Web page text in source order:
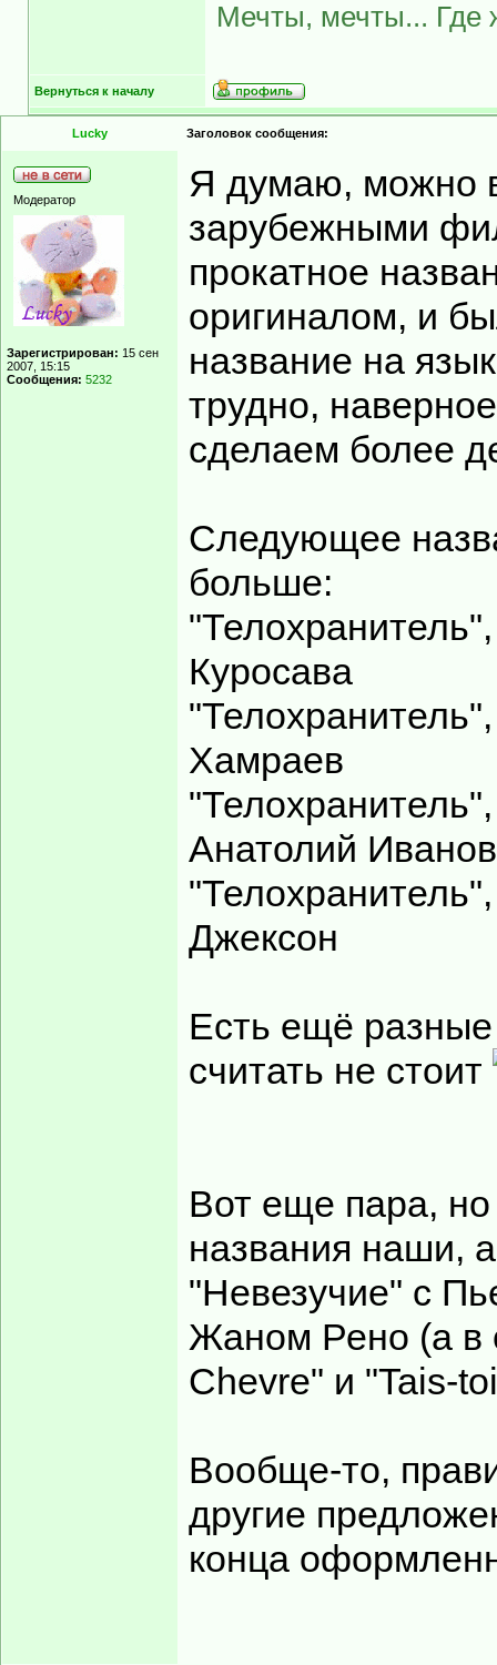
Мечты, мечты... Где
Вернуться к началу
Lucky Заголовок сообщения:
Модератор
Зарегистрирован: 15 сен
2007, 15:15
Сообщения: 5232
Я думаю, можно
зарубежными
прокатное
оригиналом, и
название на
трудно,
сделаем более
Следующее
больше:
Куросава
Хамраев
Анатолий Иванов
Джексон
Есть ещё
считать не стоит
Вот еще пара,
названия наши,
"Невезучие" с
Жаном Рено (а в
Chevre" и "Tais-
Вообще-то,
другие
конца